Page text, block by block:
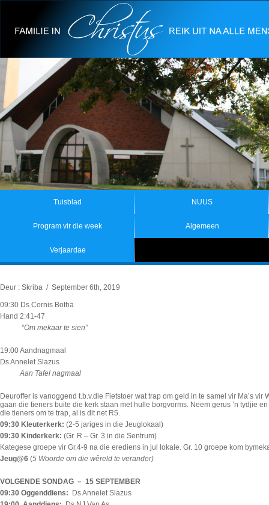
Tuisblad NUUS
Program vir die week Algemeen
Verjaardae
Deur : Skriba / September 6th, 2019
09:30 Ds Cornis Botha
Hand 2:41-47
“Om mekaar te sien”
19:00 Aandnagmaal
Ds Annelet Slazus
Aan Tafel nagmaal
Deuroffer is vanoggend t.b.v.die Fietstoer wat trap om geld in te samel vir Ma’s vir
gaan die tieners buite die kerk staan met hulle borgvorms. Neem gerus ’n tydjie
die tieners om te trap, al is dit net R5.
09:30 Kleuterkerk: (2-5 jariges in die Jeuglokaal)
09:30 Kinderkerk: (Gr. R – Gr. 3 in die Sentrum)
Kategese groepe vir Gr.4-9 na die erediens in jul lokale. Gr. 10 groepe kom
Jeug@6 (5 Woorde om die wêreld te verander)
VOLGENDE SONDAG – 15 SEPTEMBER
09:30 Oggenddiens:
Ds Annelet Slazus